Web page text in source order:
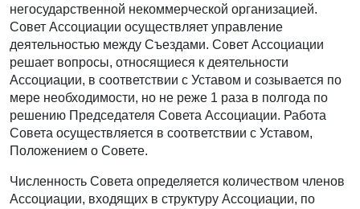
негосударственной некоммерческой организацией.
Совет Ассоциации осуществляет управление
деятельностью между Съездами. Совет Ассоциации
решает вопросы, относящиеся к деятельности
Ассоциации, в соответствии с Уставом и созывается по
мере необходимости, но не реже 1 раза в полгода по
решению Председателя Совета Ассоциации. Работа
Совета осуществляется в соответствии с Уставом,
Положением о Совете.
Численность Совета определяется количеством членов
Ассоциации, входящих в структуру Ассоциации, по